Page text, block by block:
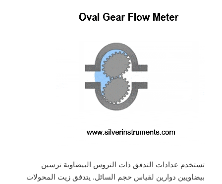
تستخدم عدادات التدفق ذات التروس البيضاوية ترسين
بيضاويين دوارين لقياس حجم السائل. يتدفق زيت المحولات